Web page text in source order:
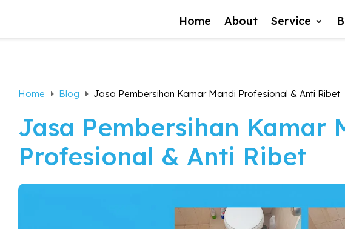
Home About Service
Home E Blog E Jasa Pembersihan Kamar Mandi Profesional & Anti Ribet
Jasa Pembersihan Kamar
Profesional & Anti Ribet